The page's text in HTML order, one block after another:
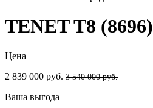
TENET T8 (8696)
Цена
2 839 000 руб. 3 540 000 руб.
Ваша выгода